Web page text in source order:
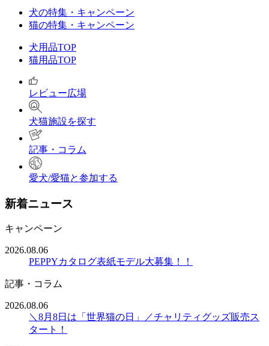
犬の特集・キャンペーン
猫の特集・キャンペーン
犬用品TOP
猫用品TOP
レビュー広場
犬猫施設を探す
記事・コラム
愛犬/愛猫と参加する
新着ニュース
キャンペーン
2026.08.06
PEPPYカタログ表紙モデル大募集！！
記事・コラム
2026.08.06
＼8月8日は「世界猫の日」／チャリティグッズ販売ス
タート！